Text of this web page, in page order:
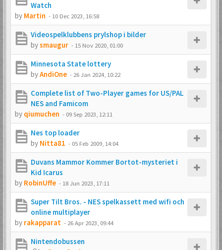
Watch
by Martin - 10 Dec 2023, 16:58
Videospelklubbens prylshop i bilder
bysmaugur - 15 Nov 2020, 01:00
Minnesota State lottery
byAndiOne - 26 Jan 2024, 10:22
Complete list of Two-Player games for US/PAL
NES and Famicom
by qiumuchen - 09 Sep 2023, 12:11
Nes top loader
by Nitta81 - 05 Feb 2009, 14:04
Duvans Mammor Kommer Bortot-mysteriet i
Kid Icarus
by RobinUffe - 18 Jun 2023, 17:11
Super Tilt Bros. - NES spelkassett med wifi och
online multiplayer
by rakapparat - 26 Apr 2023, 09:44
Nintendobussen